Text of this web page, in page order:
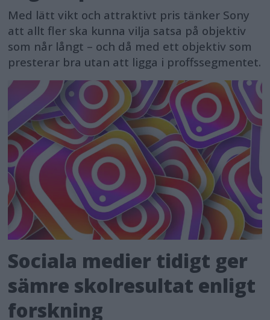
Med lätt vikt och attraktivt pris tänker Sony
att allt fler ska kunna vilja satsa på objektiv
som når långt – och då med ett objektiv som
presterar bra utan att ligga i proffssegmentet.
Sociala medier tidigt ger
sämre skolresultat enligt
forskning